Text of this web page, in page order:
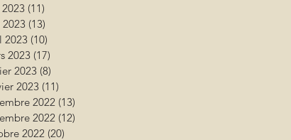
(11)
(13)
2023 (10)
2023 (17)
2023 (8)
2023 (11)
2022 (13)
2022 (12)
2022 (20)